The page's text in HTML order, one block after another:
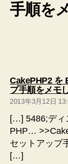
手順を
CakePHP2 を
プ手順をメモ
2013年3月12日
[…] 5486;ディ
PHP…
セットアップ
[…]